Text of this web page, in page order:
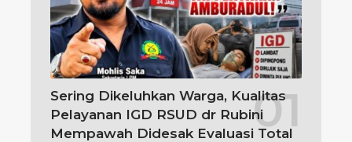
Sering Dikeluhkan Warga, Kualitas
Pelayanan IGD RSUD dr Rubini
Mempawah Didesak Evaluasi Total